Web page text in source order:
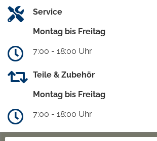
Service
Montag bis Freitag
7:00 - 18:00 Uhr
Teile & Zubehör
Montag bis Freitag
7:00 - 18:00 Uhr